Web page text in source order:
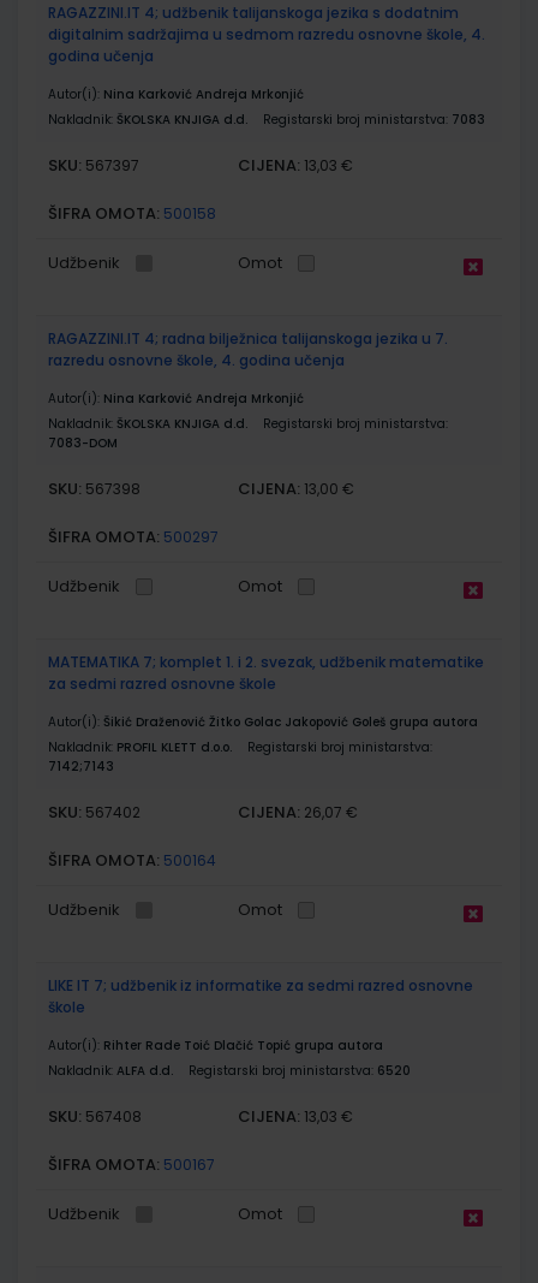
RAGAZZINI.IT 4; udžbenik talijanskoga jezika s dodatnim
digitalnim sadržajima u sedmom razredu osnovne škole, 4.
godina učenja
Autor(i): Nina Karković Andreja Mrkonjić
Nakladnik: ŠKOLSKA KNJIGA d.d. Registarski broj ministarstva: 7083
SKU: 567397 CIJENA: 13,03 €
ŠIFRA OMOTA: 500158
Udžbenik Omot
RAGAZZINI.IT 4; radna bilježnica talijanskoga jezika u 7.
razredu osnovne škole, 4. godina učenja
Autor(i): Nina Karković Andreja Mrkonjić
Nakladnik: ŠKOLSKA KNJIGA d.d.
Registarski broj ministarstva:
7083-DOM
SKU: 567398 CIJENA: 13,00 €
ŠIFRA OMOTA: 500297
Udžbenik Omot
MATEMATIKA 7; komplet 1. i 2. svezak, udžbenik matematike
za sedmi razred osnovne škole
Autor(i): Šikić Draženović Žitko Golac Jakopović Goleš grupa autora
Nakladnik: PROFIL KLETT d.o.o.
Registarski broj ministarstva:
7142;7143
SKU: 567402 CIJENA: 26,07 €
ŠIFRA OMOTA: 500164
Udžbenik Omot
LIKE IT 7; udžbenik iz informatike za sedmi razred osnovne
škole
Autor(i): Rihter Rade Toić Dlačić Topić grupa autora
Nakladnik: ALFA d.d. Registarski broj ministarstva: 6520
SKU: 567408 CIJENA: 13,03 €
ŠIFRA OMOTA: 500167
Udžbenik Omot